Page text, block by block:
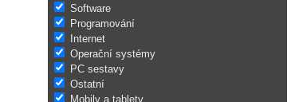
Software
Programování
Internet
Operační systémy
PC sestavy
Ostatní
Mobily a tablety